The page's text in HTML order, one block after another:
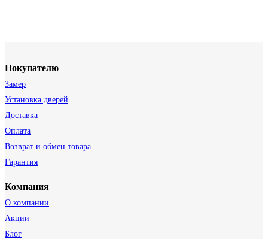
Покупателю
Замер
Установка дверей
Доставка
Оплата
Возврат и обмен товара
Гарантия
Компания
О компании
Акции
Блог